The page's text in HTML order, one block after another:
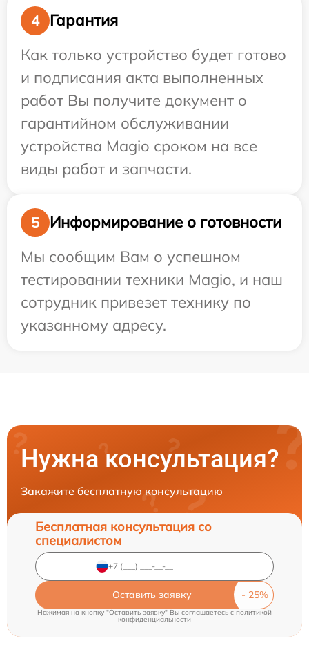
4
Гарантия
Как только устройство будет готово
и подписания акта выполненных
работ Вы получите документ о
гарантийном обслуживании
устройства Magio сроком на все
виды работ и запчасти.
5
Информирование о готовности
Мы сообщим Вам о успешном
тестировании техники Magio, и наш
сотрудник привезет технику по
указанному адресу.
Нужна консультация?
Закажите бесплатную консультацию
Бесплатная консультация со
специалистом
Оставить заявку
Нажимая на кнопку "Оставить заявку" Вы соглашаетесь cполитикой
конфиденциальности